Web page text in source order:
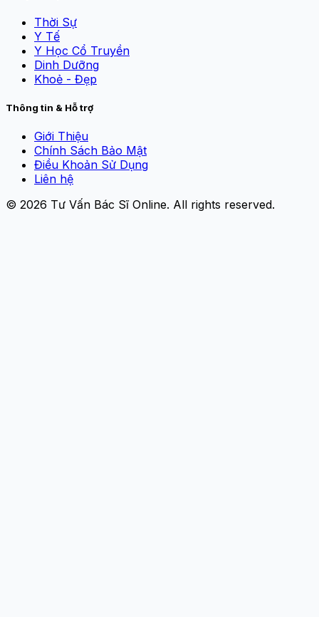
Thời Sự
Y Tế
Y Học Cổ Truyền
Dinh Dưỡng
Khoẻ - Đẹp
Thông tin & Hỗ trợ
Giới Thiệu
Chính Sách Bảo Mật
Điều Khoản Sử Dụng
Liên hệ
© 2026 Tư Vấn Bác Sĩ Online. All rights reserved.